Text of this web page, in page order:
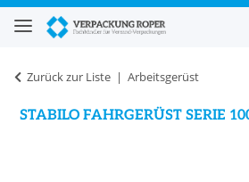
Zurück zur Liste Arbeitsgerüst
STABILO FAHRGERÜST SERIE